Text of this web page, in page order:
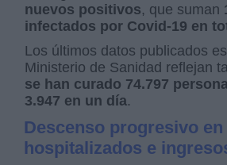
nuevos positivos, que suman
infectados por Covid-19 en
Los últimos datos publicados
Ministerio de Sanidad reflejan
se han curado 74.797
3.947 en un día.
Descenso progresivo en
hospitalizados e